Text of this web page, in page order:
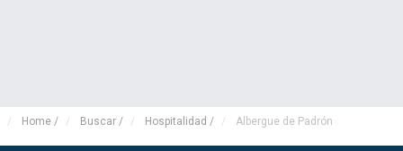
Home / Buscar / Hospitalidad / Albergue de Padrón